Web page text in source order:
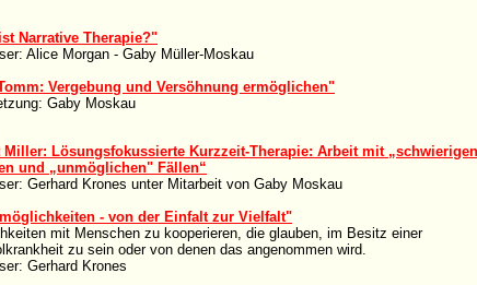
Narrative Therapie?"
Alice Morgan - Gaby Müller-Moskau
Vergebung und Versöhnung ermöglichen"
Gaby Moskau
Miller: Lösungsfokussierte Kurzzeit-Therapie: Arbeit mit
und „unmöglichen" Fällen“
Gerhard Krones unter Mitarbeit von Gaby Moskau
- von der Einfalt zur Vielfalt"
mit Menschen zu kooperieren, die glauben, im Besitz einer
zu sein oder von denen das angenommen wird.
Gerhard Krones